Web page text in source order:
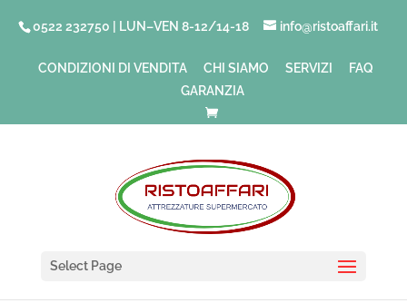
0522 232750 | LUN–VEN 8-12/14-18 info@ristoaffari.it
CONDIZIONI DI VENDITA CHI SIAMO SERVIZI
FAQ
GARANZIA
Select Page